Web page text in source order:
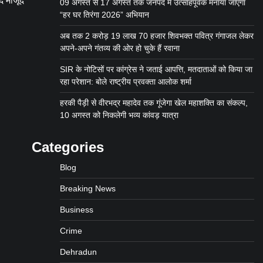
09 अगस्त से 17 अगस्त तक जनपद में उत्साहपूर्वक मनाया जाएगा
“हर घर तिरंगा 2026” अभियान
अब तक 2 करोड़ 19 लाख 70 हजार शिवभक्त पवित्र गंगाजल लेकर
अपने-अपने गंतव्य की ओर हो चुके हैं रवाना
SIR के नोटिसों पर कांग्रेस ने जताई आपत्ति, मतदाताओं को किया जा
रहा परेशान: बोले राष्ट्रीय प्रवक्ता आलोक शर्मा
हरकी पैड़ी से वीरभद्र महादेव तक गूंजेगा खेल महाशक्ति का संकल्प,
10 अगस्त को निकलेगी भव्य कांवड़ यात्रा
Categories
Blog
Breaking News
Business
Crime
Dehradun